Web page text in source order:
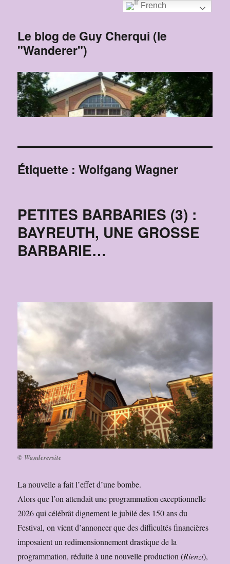
Le blog de Guy Cherqui (le
"Wanderer")
Étiquette :Wolfgang Wagner
PETITES BARBARIES (3) :
BAYREUTH, UNE GROSSE
BARBARIE…
© Wanderersite
La nouvelle a fait l’effet d’une bombe.
Alors que l’on attendait une programmation exceptionnelle
2026 qui célébrât dignement le jubilé des 150 ans du
Festival, on vient d’annoncer que des difficultés financières
imposaient un redimensionnement drastique de la
programmation, réduite à une nouvelle production (Rienzi),
French